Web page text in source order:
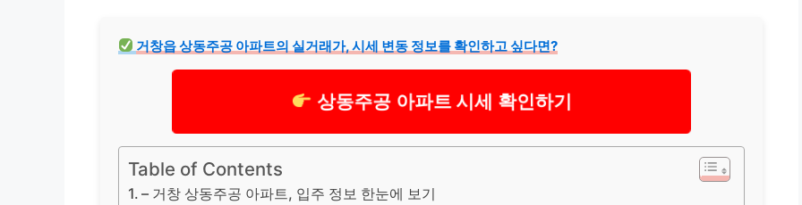
거창읍 상동주공 아파트의 실거래가, 시세 변동 정보를 확인하고 싶다면?
상동주공 아파트 시세 확인하기
Table of Contents
– 거창 상동주공 아파트, 입주 정보 한눈에 보기